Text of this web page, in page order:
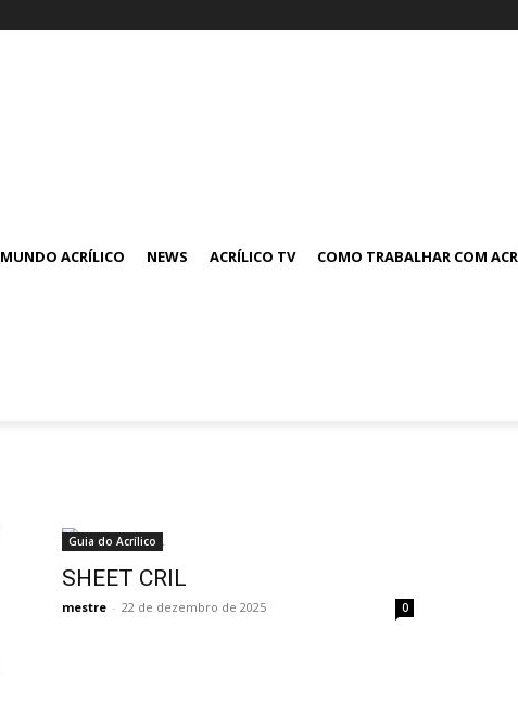
MUNDO ACRÍLICO NEWS ACRÍLICO TV COMO TRABALHAR COM
Guia do Acrílico
SHEET CRIL
mestre - 22 de dezembro de 2025 0